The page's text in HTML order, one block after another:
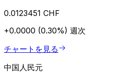
0.0123451 CHF
+0.0000 (0.30%) 週次
チャートを見る
中国人民元